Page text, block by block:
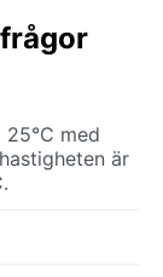
25°C med
är